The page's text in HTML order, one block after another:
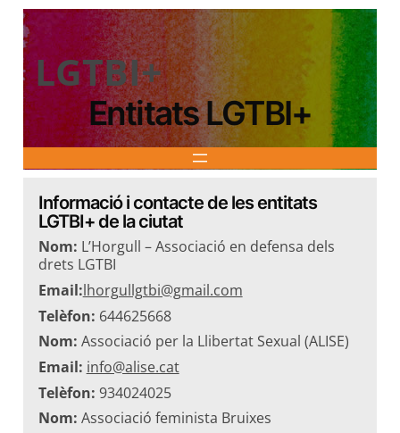
LGTBI+
Entitats LGTBI+
Informació i contacte de les entitats
LGTBI+ de la ciutat
Nom: L’Horgull – Associació en defensa dels
drets LGTBI
Email:lhorgullgtbi@gmail.com
Telèfon: 644625668
Nom: Associació per la Llibertat Sexual (ALISE)
Email: info@alise.cat
Telèfon: 934024025
Nom: Associació feminista Bruixes